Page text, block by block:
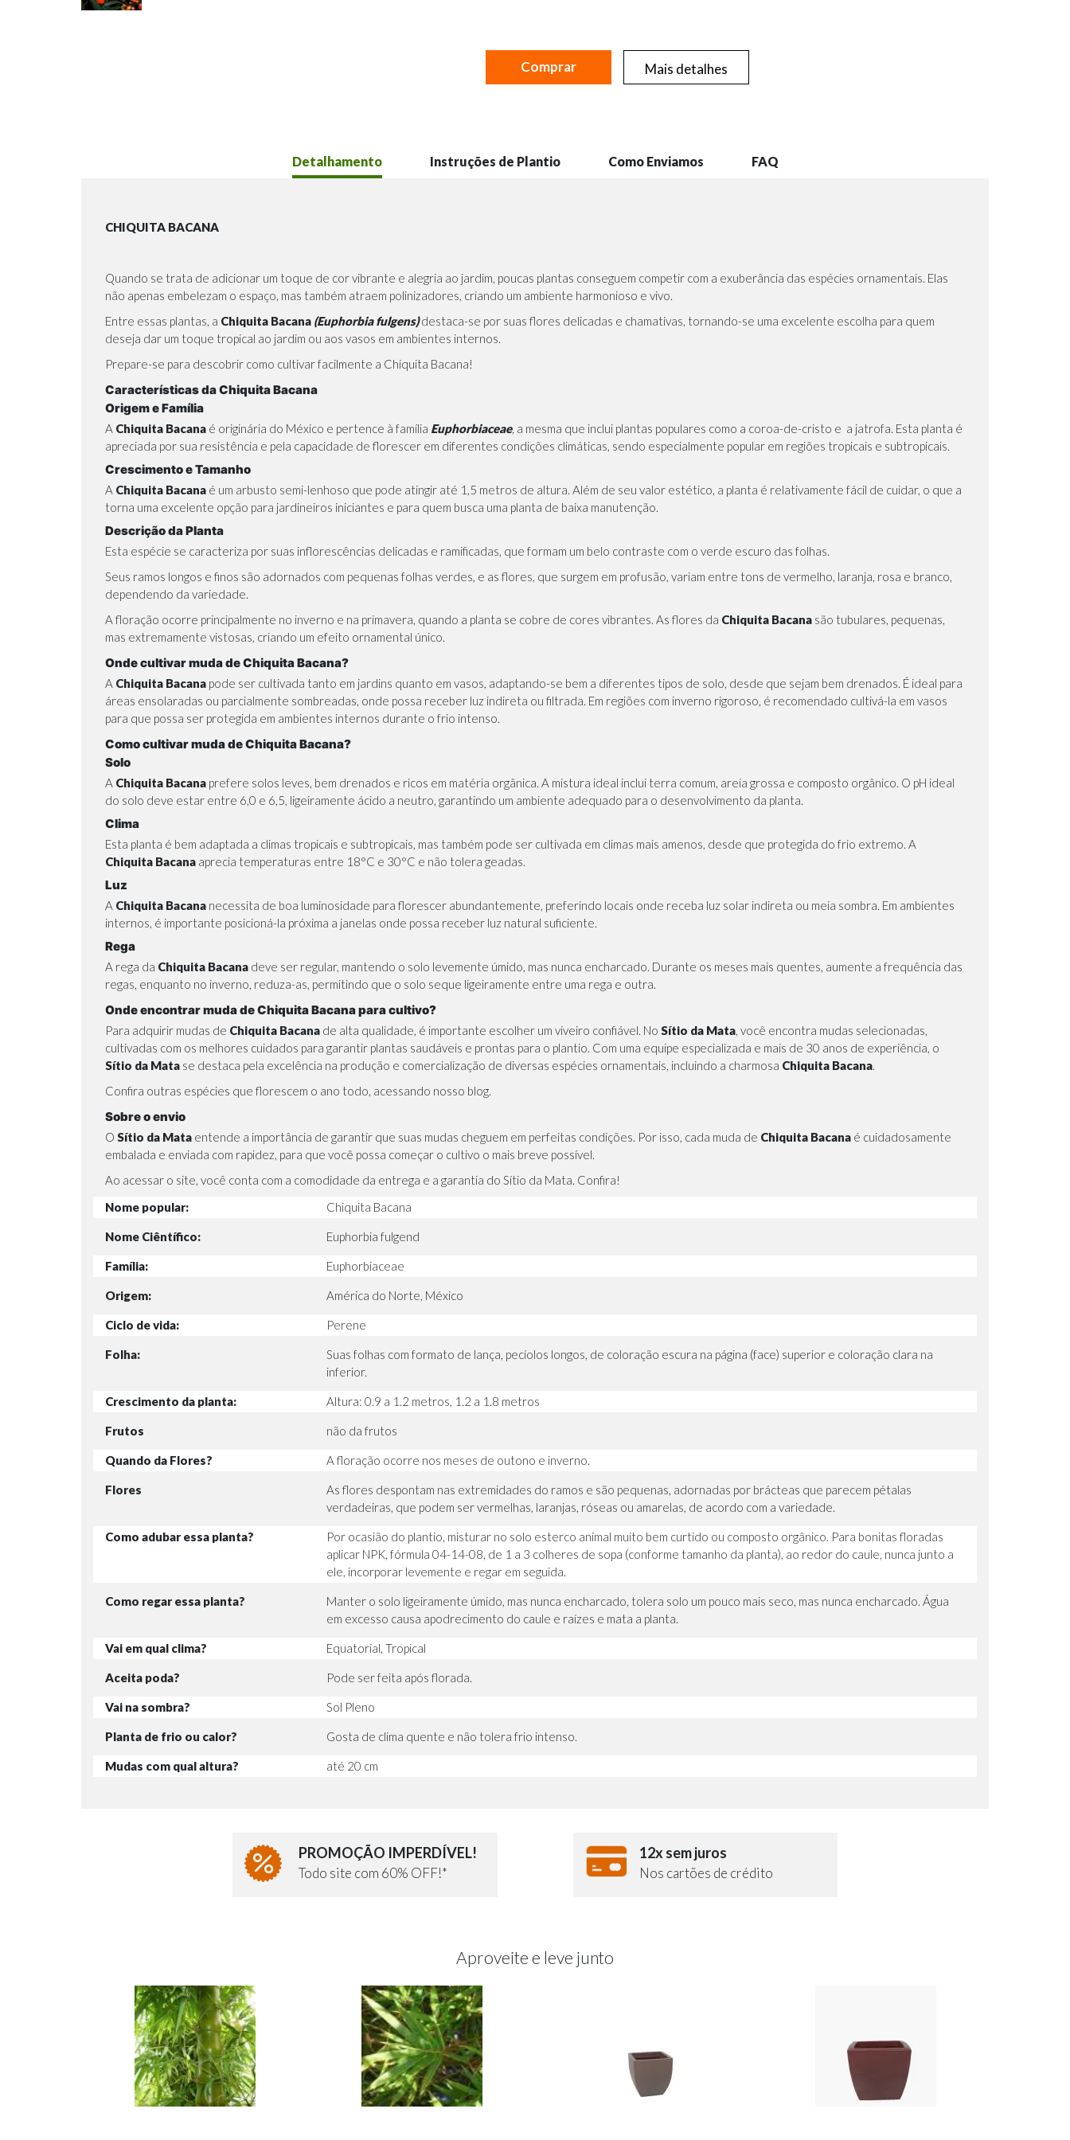
Comprar Mais detalhes
Detalhamento
CHIQUITA BACANA
Quando se trata de adicionar um toque de cor vibrante e alegria ao jardim, poucas plantas conseguem competir com a exuberância das espécies ornamentais. Elas
não apenas embelezam o espaço, mas também atraem polinizadores, criando um ambiente harmonioso e vivo.
Entre essas plantas, a Chiquita Bacana (Euphorbia fulgens)destaca-se por suas flores delicadas e chamativas, tornando-se uma excelente escolha para quem
deseja dar um toque tropical ao jardim ou aos vasos em ambientes internos.
Prepare-se para descobrir como cultivar facilmente a Chiquita Bacana!
Características da Chiquita Bacana
Origem e Família
A Chiquita Bacana é originária do México e pertence à família Euphorbiaceae, a mesma que inclui plantas populares como a coroa-de-cristo e a jatrofa. Esta planta é
apreciada por sua resistência e pela capacidade de florescer em diferentes condições climáticas, sendo especialmente popular em regiões tropicais e subtropicais.
Crescimento e Tamanho
A Chiquita Bacana é um arbusto semi-lenhoso que pode atingir até 1,5 metros de altura. Além de seu valor estético, a planta é relativamente fácil de cuidar, o que a
torna uma excelente opção para jardineiros iniciantes e para quem busca uma planta de baixa manutenção.
Descrição da Planta
Esta espécie se caracteriza por suas inflorescências delicadas e ramificadas, que formam um belo contraste com o verde escuro das folhas.
Seus ramos longos e finos são adornados com pequenas folhas verdes, e as flores, que surgem em profusão, variam entre tons de vermelho, laranja, rosa e branco,
dependendo da variedade.
A floração ocorre principalmente no inverno e na primavera, quando a planta se cobre de cores vibrantes. As flores da Chiquita Bacana são tubulares, pequenas,
mas extremamente vistosas, criando um efeito ornamental único.
Onde cultivar muda de Chiquita Bacana?
A Chiquita Bacana pode ser cultivada tanto em jardins quanto em vasos, adaptando-se bem a diferentes tipos de solo, desde que sejam bem drenados. É ideal para
áreas ensolaradas ou parcialmente sombreadas, onde possa receber luz indireta ou filtrada. Em regiões com inverno rigoroso, é recomendado cultivá-la em vasos
para que possa ser protegida em ambientes internos durante o frio intenso.
Como cultivar muda de Chiquita Bacana?
Solo
A Chiquita Bacana prefere solos leves, bem drenados e ricos em matéria orgânica. A mistura ideal inclui terra comum, areia grossa e composto orgânico. O pH ideal
do solo deve estar entre 6,0 e 6,5, ligeiramente ácido a neutro, garantindo um ambiente adequado para o desenvolvimento da planta.
Clima
Esta planta é bem adaptada a climas tropicais e subtropicais, mas também pode ser cultivada em climas mais amenos, desde que protegida do frio extremo. A
Chiquita Bacana aprecia temperaturas entre 18°C e 30°C e não tolera geadas.
Luz
A Chiquita Bacana necessita de boa luminosidade para florescer abundantemente, preferindo locais onde receba luz solar indireta ou meia sombra. Em ambientes
internos, é importante posicioná-la próxima a janelas onde possa receber luz natural suficiente.
Rega
A rega da Chiquita Bacana deve ser regular, mantendo o solo levemente úmido, mas nunca encharcado. Durante os meses mais quentes, aumente a frequência das
regas, enquanto no inverno, reduza-as, permitindo que o solo seque ligeiramente entre uma rega e outra.
Onde encontrar muda de Chiquita Bacana para cultivo?
Para adquirir mudas de Chiquita Bacana de alta qualidade, é importante escolher um viveiro confiável. No Sítio da Mata, você encontra mudas selecionadas,
cultivadas com os melhores cuidados para garantir plantas saudáveis e prontas para o plantio. Com uma equipe especializada e mais de 30 anos de experiência, o
Sítio da Mata se destaca pela excelência na produção e comercialização de diversas espécies ornamentais, incluindo a charmosa Chiquita Bacana.
Confira outras espécies que florescem o ano todo, acessando nosso blog.
Sobre o envio
O Sítio da Mata entende a importância de garantir que suas mudas cheguem em perfeitas condições. Por isso, cada muda de Chiquita Bacana é cuidadosamente
embalada e enviada com rapidez, para que você possa começar o cultivo o mais breve possível.
Ao acessar o site, você conta com a comodidade da entrega e a garantia do Sítio da Mata. Confira!
Nome popular:
Chiquita Bacana
Nome Ciêntífico: Euphorbia fulgend
Família: Euphorbiaceae
Origem: América do Norte, México
Ciclo de vida: Perene
Folha:
Suas folhas com formato de lança, pecíolos longos, de coloração escura na página (face) superior e coloração clara na
inferior.
Crescimento da planta: Altura: 0.9 a 1.2 metros, 1.2 a 1.8 metros
Frutos não da frutos
Quando da Flores? A floração ocorre nos meses de outono e inverno.
Flores
As flores despontam nas extremidades do ramos e são pequenas, adornadas por brácteas que parecem pétalas
verdadeiras, que podem ser vermelhas, laranjas, róseas ou amarelas, de acordo com a variedade.
Como adubar essa planta?
Por ocasião do plantio, misturar no solo esterco animal muito bem curtido ou composto orgânico. Para bonitas floradas
aplicar NPK, fórmula 04-14-08, de 1 a 3 colheres de sopa (conforme tamanho da planta), ao redor do caule, nunca junto a
ele, incorporar levemente e regar em seguida.
Como regar essa planta?
Manter o solo ligeiramente úmido, mas nunca encharcado, tolera solo um pouco mais seco, mas nunca encharcado. Água
em excesso causa apodrecimento do caule e raízes e mata a planta.
Vai em qual clima? Equatorial, Tropical
Aceita poda? Pode ser feita após florada.
Vai na sombra? Sol Pleno
Planta de frio ou calor? Gosta de clima quente e não tolera frio intenso.
Mudas com qual altura? até 20 cm
Instruções de Plantio Como Enviamos FAQ
PROMOÇÃO IMPERDÍVEL!
Todo site com 60% OFF!*
12x sem juros
Nos cartões de crédito
Aproveite e leve junto